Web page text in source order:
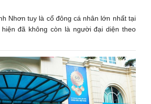
Nhơn tuy là cổ đông cá nhân lớn nhất tại
hiện đã không còn là người đại diện theo